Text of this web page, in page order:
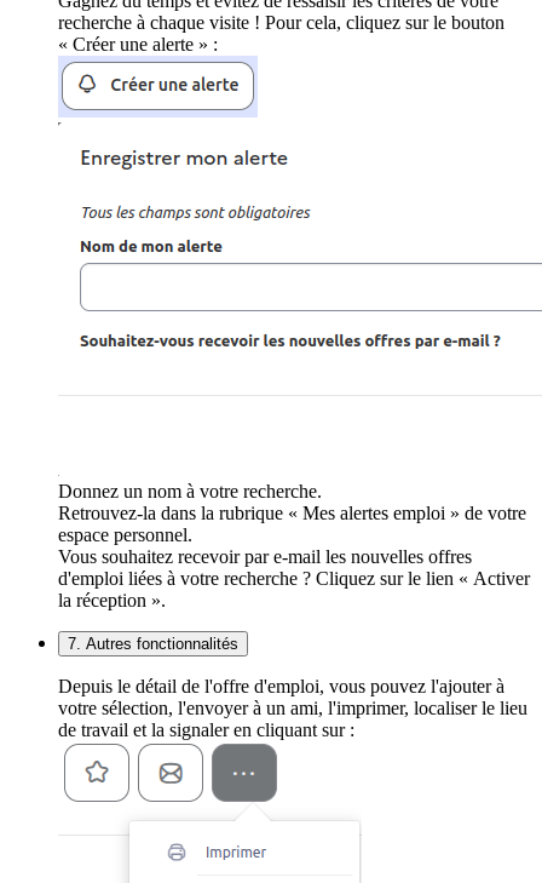
recherche à chaque visite ! Pour cela, cliquez sur le bouton
« Créer une alerte » :
Donnez un nom à votre recherche.
Retrouvez-la dans la rubrique « Mes alertes emploi » de votre
espace personnel.
Vous souhaitez recevoir par e-mail les nouvelles offres
d'emploi liées à votre recherche ? Cliquez sur le lien « Activer
la réception ».
7. Autres fonctionnalités
Depuis le détail de l'offre d'emploi, vous pouvez l'ajouter à
votre sélection, l'envoyer à un ami, l'imprimer, localiser le lieu
de travail et la signaler en cliquant sur :